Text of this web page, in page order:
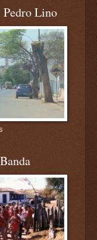
Pedro Lino